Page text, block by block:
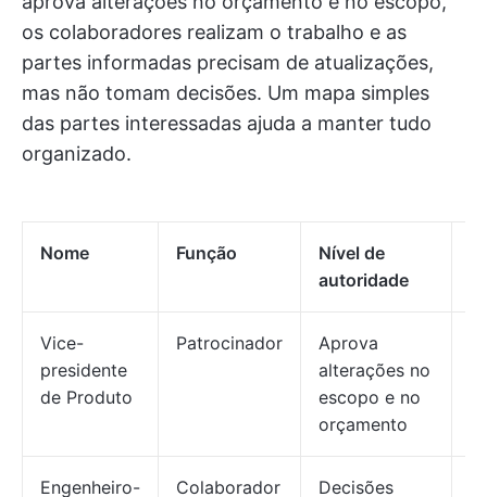
os colaboradores realizam o trabalho e as
partes informadas precisam de atualizações,
mas não tomam decisões. Um mapa simples
das partes interessadas ajuda a manter tudo
organizado.
Nome Função
Nível de
autoridade
Vice-
presidente
de Produto
Patrocinador
Aprova
alterações no
escopo e no
orçamento
Engenheiro- Colaborador Decisões